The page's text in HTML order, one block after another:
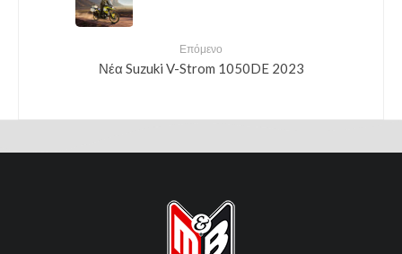
Επόμενο
Νέα Suzuki V-Strom 1050DE 2023